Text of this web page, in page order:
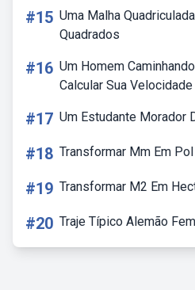
#15 Uma Malha
Quadrados
#16 Um Homem
Calcular Sua Velocidade
#17 Um Estudante Morador
#18 Transformar Mm Em Pol
#19 Transformar M2 Em
#20 Traje Típico Alemão